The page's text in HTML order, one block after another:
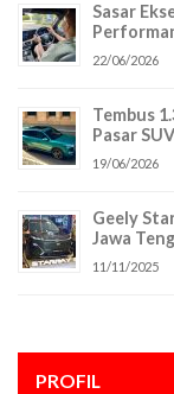
Sasar
22/06/2026
Tembus
Pasar
19/06/2026
Geely
Jawa
11/11/2025
PROFIL